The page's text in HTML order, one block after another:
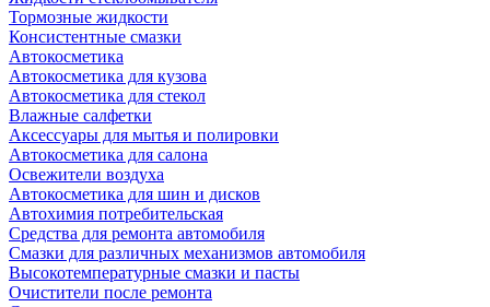
Тормозные жидкости
Консистентные смазки
Автокосметика
Автокосметика для кузова
Автокосметика для стекол
Влажные салфетки
Аксессуары для мытья и полировки
Автокосметика для салона
Освежители воздуха
Автокосметика для шин и дисков
Автохимия потребительская
Средства для ремонта автомобиля
Смазки для различных механизмов автомобиля
Высокотемпературные смазки и пасты
Очистители после ремонта